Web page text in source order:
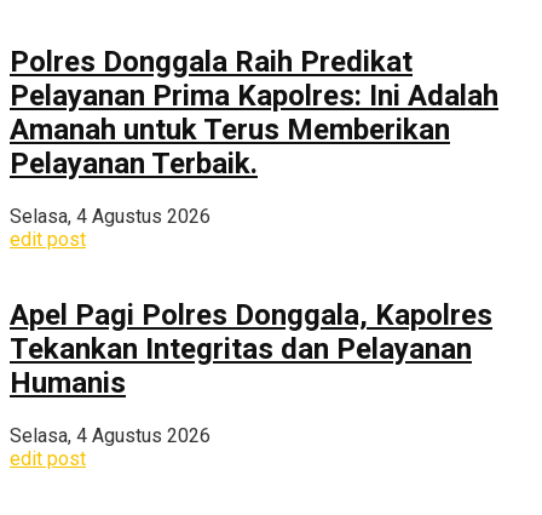
Polres Donggala Raih Predikat
Pelayanan Prima Kapolres: Ini Adalah
Amanah untuk Terus Memberikan
Pelayanan Terbaik.
Selasa, 4 Agustus 2026
edit post
Apel Pagi Polres Donggala, Kapolres
Tekankan Integritas dan Pelayanan
Humanis
Selasa, 4 Agustus 2026
edit post